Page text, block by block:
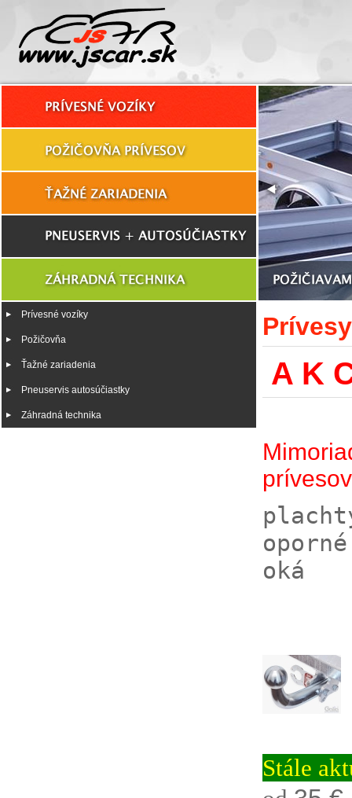
Prívesné vozíky
Požičovňa
Ťažné zariadenia
Pneuservis autosúčiastky
Záhradná technika
A K
oká
Stále